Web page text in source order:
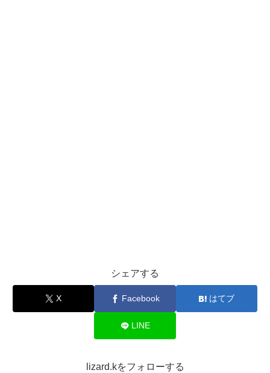
シェアする
X Facebook はてブ
LINE
lizard.kをフォローする